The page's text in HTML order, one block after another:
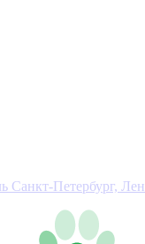
Санкт-Петербург,